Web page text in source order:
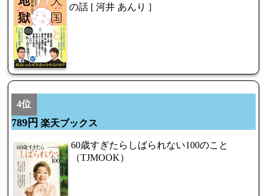
の話 [ 河井 あんり ]
4位
789円 楽天ブックス
60歳すぎたらしばられない100のこと
（TJMOOK）